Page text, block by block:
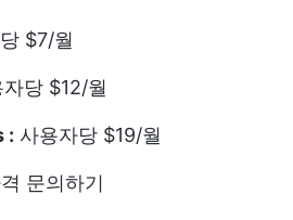
$7/월
자당 $12/월
: 사용자당 $19/월
문의하기